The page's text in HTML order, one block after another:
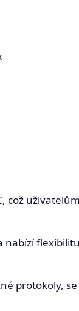
což
nabízí
protokoly,